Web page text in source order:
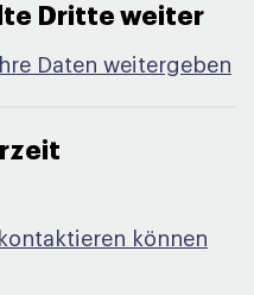
Dritte weiter​
Daten weitergeben
können